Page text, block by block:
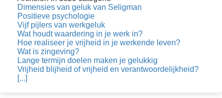
Dimensies van geluk van Seligman
Positieve psychologie
Vijf pijlers van werkgeluk
Wat houdt waardering in je werk in?
Hoe realiseer je vrijheid in je werkende leven?
Wat is zingeving?
Lange termijn doelen maken je gelukkig
Vrijheid blijheid of vrijheid en verantwoordelijkheid?
[...]